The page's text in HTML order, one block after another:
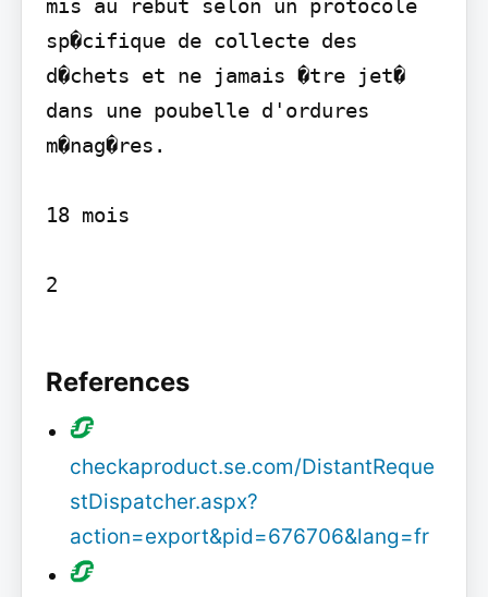
mis au rebut selon un protocole
sp�cifique de collecte des
d�chets et ne jamais �tre jet�
dans une poubelle d'ordures
m�nag�res.
18 mois
2
References
checkaproduct.se.com/DistantReque
stDispatcher.aspx?
action=export&pid=676706&lang=fr